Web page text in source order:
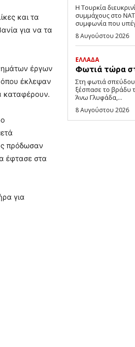
και τα
για να τα
έργων
όπου έκλεψαν
καταφέρουν.
πρόδωσαν
έφτασε στα
για
Η Τουρκία
συμμάχους στο
συμφωνία που
8 Αυγούστου 2026
ΕΛΛΑΔΑ
Φωτιά τώρα
Στη φωτιά
ξέσπασε το βράδυ
Άνω Γλυφάδα,...
8 Αυγούστου 2026